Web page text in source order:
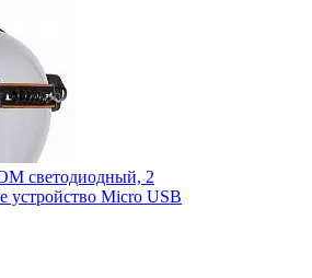
светодиодный, 2
устройство Micro USB